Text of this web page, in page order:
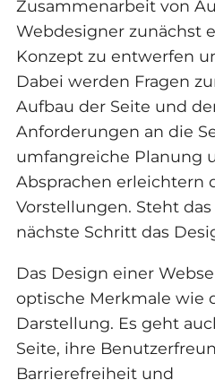
Zusammenarbeit von
Webdesigner zunächst
Konzept zu entwerfen
Dabei werden Fragen
Aufbau der Seite und
Anforderungen an die
umfangreiche Planung
Absprachen erleichtern
Vorstellungen. Steht
nächste Schritt das
Das Design einer
optische Merkmale wie
Darstellung. Es geht
Seite, ihre
Barrierefreiheit und